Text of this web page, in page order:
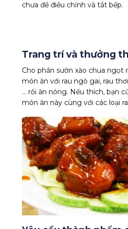
chưa để điều chỉnh và tắt bếp.
Trang trí và thưởng
Cho phần sườn xào chua ngọt
món ăn với rau ngò gai, rau
… rồi ăn nóng. Nếu thích, bạn
món ăn này cùng với các loại